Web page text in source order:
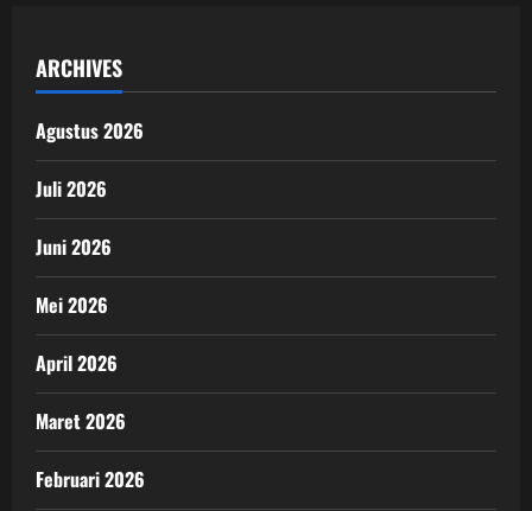
ARCHIVES
Agustus 2026
Juli 2026
Juni 2026
Mei 2026
April 2026
Maret 2026
Februari 2026